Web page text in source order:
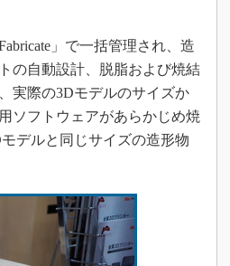
」で一括管理され、造
の自動設計、脱脂および焼結
実際の3Dモデルのサイズか
ソフトウェアがあらかじめ焼
デルと同じサイズの造形物